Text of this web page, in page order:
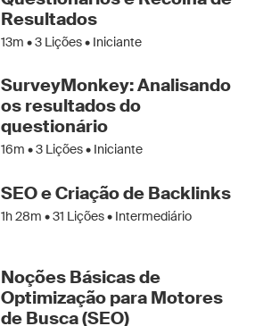
Resultados
13m •3 Lições • Iniciante
SurveyMonkey: Analisando
os resultados do
questionário
16m •3 Lições • Iniciante
SEO e Criação de Backlinks
1h 28m •31 Lições • Intermediário
Noções Básicas de
Optimização para Motores
de Busca (SEO)